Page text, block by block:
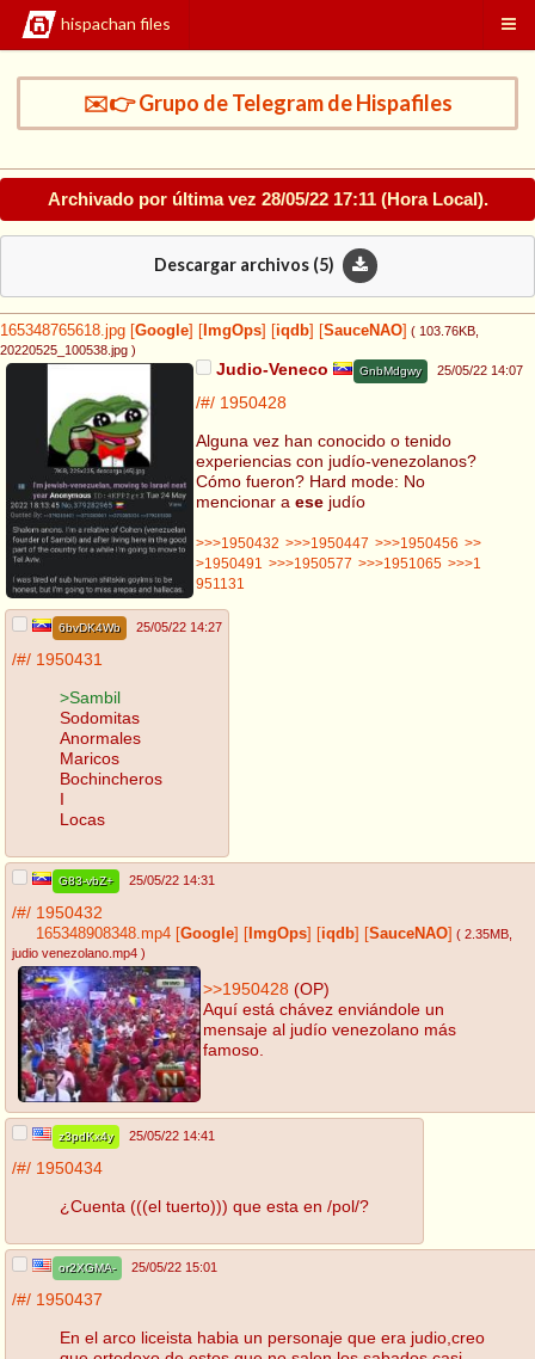
hispachan files
✉️👉 Grupo de Telegram de Hispafiles
Archivado por última vez 28/05/22 17:11(Hora Local).
Descargar archivos (5)
165348765618.jpg Google ImgOps iqdb SauceNAO ( 103.76KB
20220525_100538.jpg )
Judio-Veneco GnbMdgwy 25/05/22 14:07
/#/ 1950428
Alguna vez han conocido o tenido
experiencias con judío-venezolanos?
Cómo fueron? Hard mode: No
mencionar a esejudío
>>>1950432 >>>1950447 >>>1950456 >>
>1950491
>>>1950577 >>>1951065 >>>1
951131
6bvDK4Wb 25/05/22 14:27
/#/ 1950431
>Sambil
Sodomitas
Anormales
Maricos
Bochincheros
I
Locas
G83-vbZ+ 25/05/22 14:31
/#/ 1950432
165348908348.mp4 Google ImgOps iqdb SauceNAO ( 2.35MB
judio venezolano.mp4 )
>>1950428 (OP)
Aquí está chávez enviándole un
mensaje al judío venezolano más
famoso.
z3pdKx4y 25/05/22 14:41
/#/ 1950434
¿Cuenta (((el tuerto))) que esta en /pol/?
or2XGMA- 25/05/22 15:01
/#/ 1950437
En el arco liceista habia un personaje que era judio,creo